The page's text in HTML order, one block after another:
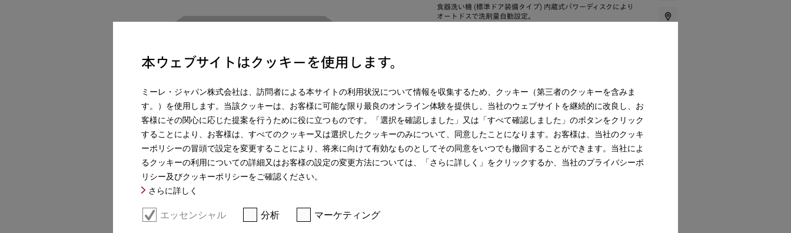
食器洗い機 (標準ドア装備タイプ) 内蔵式パワーディスクにより
オートドスで洗剤量自動設定。
操作パネルの色: ブリリアントホワイト
オンラインショップへ
** 消費税(10%)込
本ウェブサイトはクッキーを使用します。
ミーレ・ジャパン株式会社は、訪問者による本サイトの利用状況について情報を収集するため、クッキー（第三者のクッキーを含みま
す。）を使用します。当該クッキーは、お客様に可能な限り最良のオンライン体験を提供し、当社のウェブサイトを継続的に改良し、お
客様にその関心に応じた提案を行うために役に立つものです。「選択を確認しました」又は「すべて確認しました」のボタンをクリック
することにより、お客様は、すべてのクッキー又は選択したクッキーのみについて、同意したことになります。お客様は、当社のクッキ
ーポリシーの冒頭で設定を変更することにより、将来に向けて有効なものとしてその同意をいつでも撤回することができます。当社によ
るクッキーの利用についての詳細又はお客様の設定の変更方法については、「さらに詳しく」をクリックするか、当社のプライバシーポ
リシー及びクッキーポリシーをご確認ください。
さらに詳しく
エッセンシャル 分析 マーケティング